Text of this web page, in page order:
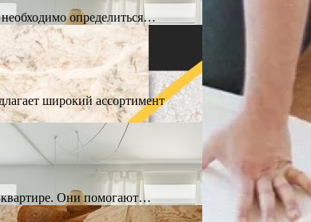
определиться…
широкий ассортимент
квартире. Они помогают…